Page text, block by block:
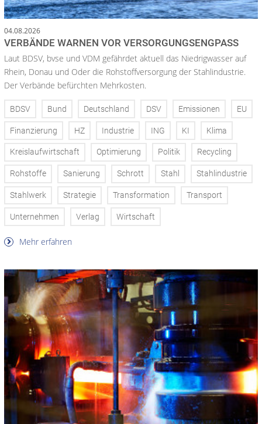
04.08.2026
VERBÄNDE WARNEN VOR VERSORGUNGSENGPASS
Laut BDSV, bvse und VDM gefährdet aktuell das Niedrigwasser auf
Rhein, Donau und Oder die Rohstoffversorgung der Stahlindustrie.
Der Verbände befürchten Mehrkosten.
BDSV Bund Deutschland DSV Emissionen EU
Finanzierung HZ Industrie ING KI Klima
Kreislaufwirtschaft Optimierung Politik Recycling
Rohstoffe Sanierung Schrott Stahl Stahlindustrie
Stahlwerk Strategie Transformation Transport
Unternehmen Verlag Wirtschaft
Mehr erfahren